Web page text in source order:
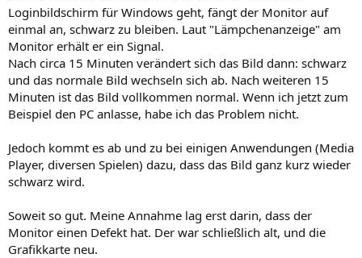
Loginbildschirm für Windows geht, fängt der Monitor auf
einmal an, schwarz zu bleiben. Laut "Lämpchenanzeige" am
Monitor erhält er ein Signal.
Nach circa 15 Minuten verändert sich das Bild dann: schwarz
und das normale Bild wechseln sich ab. Nach weiteren 15
Minuten ist das Bild vollkommen normal. Wenn ich jetzt zum
Beispiel den PC anlasse, habe ich das Problem nicht.
Jedoch kommt es ab und zu bei einigen Anwendungen (Media
Player, diversen Spielen) dazu, dass das Bild ganz kurz wieder
schwarz wird.
Soweit so gut. Meine Annahme lag erst darin, dass der
Monitor einen Defekt hat. Der war schließlich alt, und die
Grafikkarte neu.